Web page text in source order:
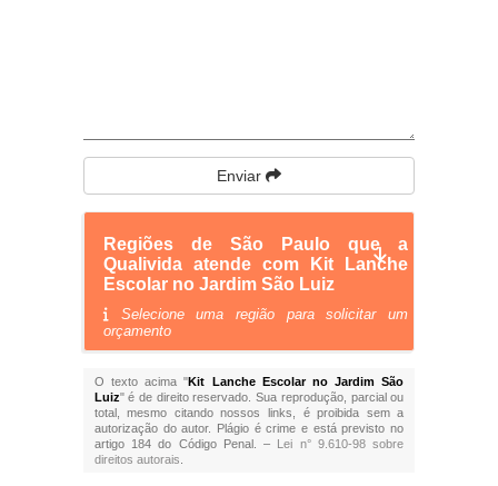
Enviar
Regiões de São Paulo que a
Qualivida atende com Kit Lanche
Escolar no Jardim São Luiz
Selecione uma região para solicitar um
orçamento
O texto acima "Kit Lanche Escolar no Jardim São
Luiz" é de direito reservado. Sua reprodução, parcial ou
total, mesmo citando nossos links, é proibida sem a
autorização do autor. Plágio é crime e está previsto no
artigo 184 do Código Penal. – Lei n° 9.610-98 sobre
direitos autorais